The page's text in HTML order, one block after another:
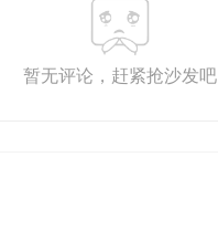
暂无评论，赶紧抢沙发吧